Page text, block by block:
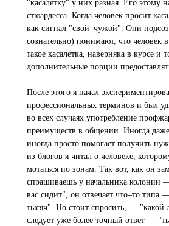
"касалетку" у них разная. Его этому
стюардесса. Когда человек просит
как сигнал "свой–чужой". Они
сознательно) понимают, что человек
такое касалетка, наверняка в курсе и
дополнительные порции
После этого я начал
профессиональных терминов и был
во всех случаях употребление
преимуществ в общении. Иногда
иногда просто помогает получить
из блогов я читал о человеке,
мотаться по зонам. Так вот, как он
спрашиваешь у начальника колонии
вас сидит", он отвечает что–то типа
тысяч". Но стоит спросить, — "какой
следует уже более точный ответ —